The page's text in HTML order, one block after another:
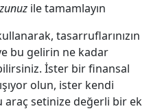
ile tamamlayın
tasarruflarınızın
bu gelirin ne kadar
İster bir finansal
olun, ister kendi
araç setinize değerli bir ek